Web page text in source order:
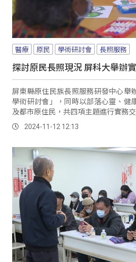
醫療 原民 學術研討會 長照服務
探討原民長照現況 屏科大舉辦
屏東縣原住民族長照服務研發中心舉
學術研討會」，同時以部落心靈、健
及都市原住民，共四項主題進行實務交
2024-11-12 12:13